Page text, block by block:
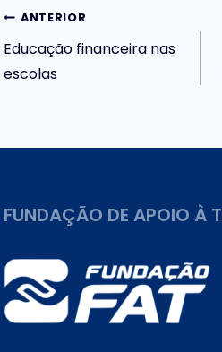
de
Post
ANTERIOR
Educação financeira nas
escolas
FUNDAÇÃO DE APOIO À